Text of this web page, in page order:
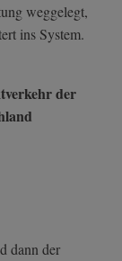
weggelegt,
ins System.
der
dann der